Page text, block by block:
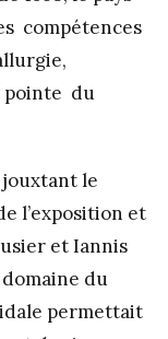
compétences
pointe du
jouxtant le
l’exposition et
et Iannis
du
permettait